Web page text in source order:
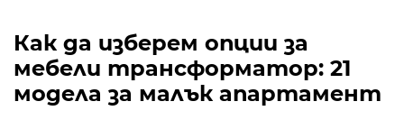
Как да изберем опции за
мебели трансформатор: 21
модела за малък апартамент